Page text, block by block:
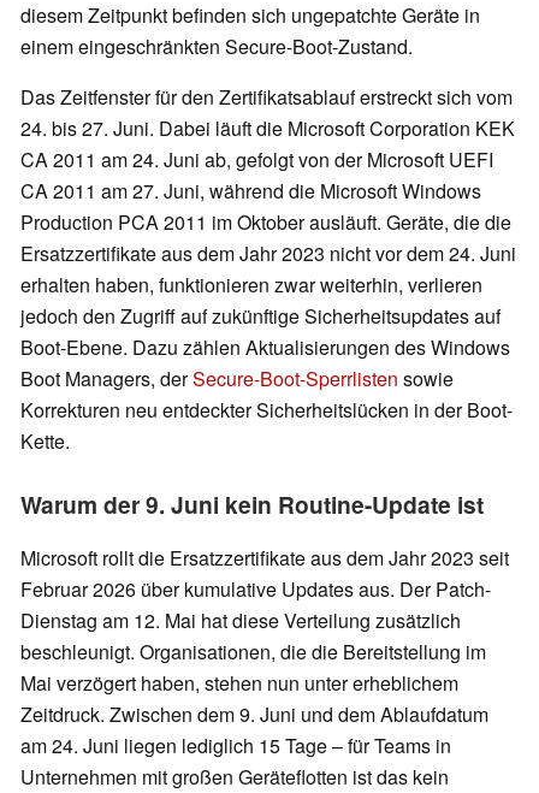
diesem Zeitpunkt befinden sich ungepatchte Geräte in
einem eingeschränkten Secure-Boot-Zustand.
Das Zeitfenster für den Zertifikatsablauf erstreckt sich vom
24. bis 27. Juni. Dabei läuft die Microsoft Corporation KEK
CA 2011 am 24. Juni ab, gefolgt von der Microsoft UEFI
CA 2011 am 27. Juni, während die Microsoft Windows
Production PCA 2011 im Oktober ausläuft. Geräte, die die
Ersatzzertifikate aus dem Jahr 2023 nicht vor dem 24. Juni
erhalten haben, funktionieren zwar weiterhin, verlieren
jedoch den Zugriff auf zukünftige Sicherheitsupdates auf
Boot-Ebene. Dazu zählen Aktualisierungen des Windows
Boot Managers, derSecure-Boot-Sperrlisten sowie
Korrekturen neu entdeckter Sicherheitslücken in der Boot-
Kette.
Warum der 9. Juni kein Routine-Update ist
Microsoft rollt die Ersatzzertifikate aus dem Jahr 2023 seit
Februar 2026 über kumulative Updates aus. Der Patch-
Dienstag am 12. Mai hat diese Verteilung zusätzlich
beschleunigt. Organisationen, die die Bereitstellung im
Mai verzögert haben, stehen nun unter erheblichem
Zeitdruck. Zwischen dem 9. Juni und dem Ablaufdatum
am 24. Juni liegen lediglich 15 Tage – für Teams in
Unternehmen mit großen Geräteflotten ist das kein